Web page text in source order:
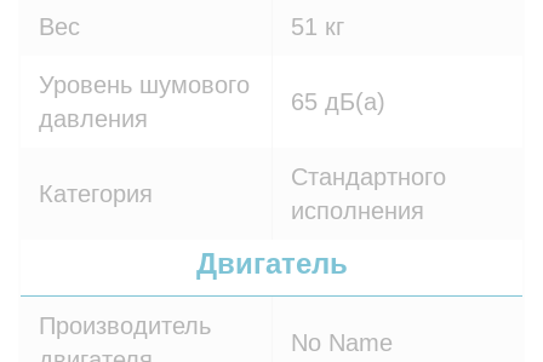
Вес 51 кг
Уровень шумового
давления
65 дБ(а)
Категория
Стандартного
исполнения
Двигатель
Производитель
No Name